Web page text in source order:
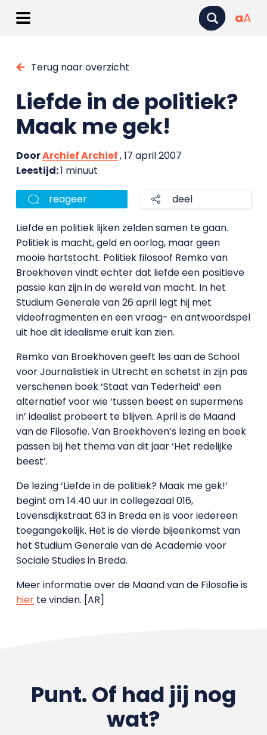
aA
Terug naar overzicht
Liefde in de politiek?
Maak me gek!
DoorArchief Archief, 17 april 2007
Leestijd:1 minuut
reageer deel
Liefde en politiek lijken zelden samen te gaan.
Politiek is macht, geld en oorlog, maar geen
mooie hartstocht. Politiek filosoof Remko van
Broekhoven vindt echter dat liefde een positieve
passie kan zijn in de wereld van macht. In het
Studium Generale van 26 april legt hij met
videofragmenten en een vraag- en antwoordspel
uit hoe dit idealisme eruit kan zien.
Remko van Broekhoven geeft les aan de School
voor Journalistiek in Utrecht en schetst in zijn pas
verschenen boek ‘Staat van Tederheid’ een
alternatief voor wie ‘tussen beest en supermens
in’ idealist probeert te blijven. April is de Maand
van de Filosofie. Van Broekhoven’s lezing en boek
passen bij het thema van dit jaar ‘Het redelijke
beest’.
De lezing ‘Liefde in de politiek? Maak me gek!’
begint om 14.40 uur in collegezaal 016,
Lovensdijkstraat 63 in Breda en is voor iedereen
toegangekelijk. Het is de vierde bijeenkomst van
het Studium Generale van de Academie voor
Sociale Studies in Breda.
Meer informatie over de Maand van de Filosofie is
hierte vinden. [AR]
Punt. Of had jij nog
wat?